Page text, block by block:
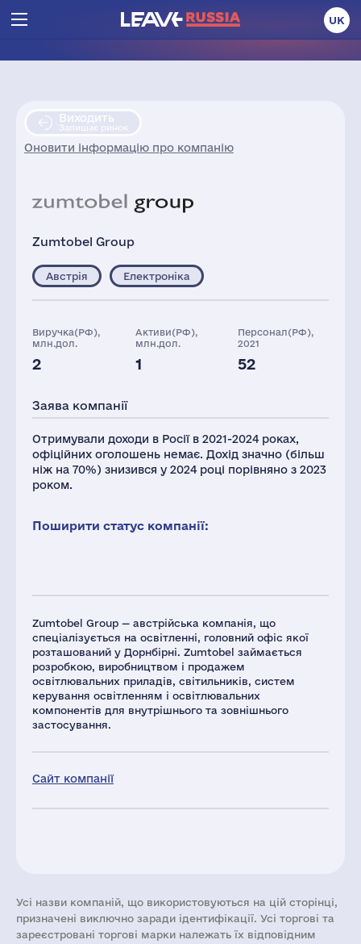
UK
Виходить
Залишає ринок
Оновити інформацію про компанію
Zumtobel Group
Zumtobel Group — австрійська компанія, що
спеціалізується на освітленні, головний офіс якої
розташований у Дорнбірні. Zumtobel займається
розробкою, виробництвом і продажем
освітлювальних приладів, світильників, систем
керування освітленням і освітлювальних
компонентів для внутрішнього та зовнішнього
застосування.
Сайт компанії
Австрія Електроніка
Виручка(РФ),
млн.дол.
2
Активи(РФ),
млн.дол.
1
Персонал(РФ),
2021
52
1251
Заява компанії
Отримували доходи в Росії в 2021-2024 роках,
офіційних оголошень немає. Дохід значно (більш
ніж на 70%) знизився у 2024 році порівняно з 2023
роком.
Поширити статус компанії:
Усі назви компаній, що використовуються на цій сторінці,
призначені виключно заради ідентифікації. Усі торгові та
зареєстровані торгові марки належать їх відповідним